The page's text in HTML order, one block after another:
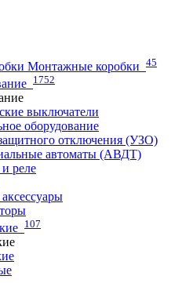
Монтажные коробки 45
1752
выключатели
оборудование
отключения (УЗО)
автоматы (АВДТ)
реле
107